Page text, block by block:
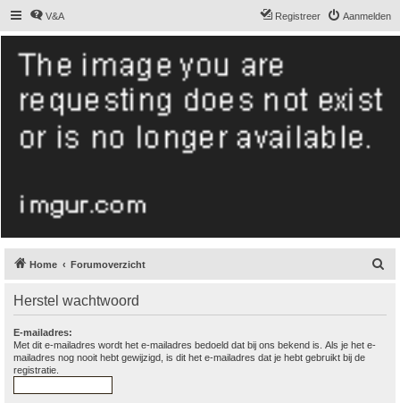
V&A Aanmelden
Registreer
De Hollandse
smoushond
Het gezelligste smoushondenforum online
Home Forumoverzicht
Herstel wachtwoord
E-mailadres:
Met dit e-mailadres wordt het e-mailadres bedoeld dat bij ons bekend is. Als je het e-
mailadres nog nooit hebt gewijzigd, is dit het e-mailadres dat je hebt gebruikt bij de
registratie.